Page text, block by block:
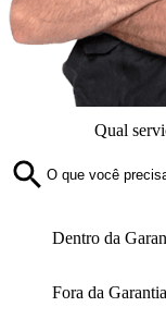
Qual
Dentro da
Fora da Garantia